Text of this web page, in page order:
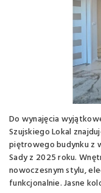
Do wynajęcia
Szujskiego Lokal
piętrowego budynku z
Sady z 2025 roku.
nowoczesnym stylu,
funkcjonalnie. Jasne